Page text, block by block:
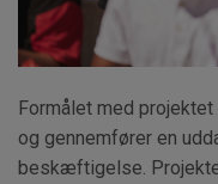
Formålet med projektet
og gennemfører en
beskæftigelse.